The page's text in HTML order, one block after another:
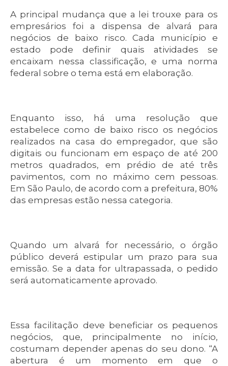
A principal mudança que a lei trouxe para os
empresários foi a dispensa de alvará para
negócios de baixo risco. Cada município e
estado pode definir quais atividades se
encaixam nessa classificação, e uma norma
federal sobre o tema está em elaboração.
Enquanto isso, há uma resolução que
estabelece como de baixo risco os negócios
realizados na casa do empregador, que são
digitais ou funcionam em espaço de até 200
metros quadrados, em prédio de até três
pavimentos, com no máximo cem pessoas.
Em São Paulo, de acordo com a prefeitura, 80%
das empresas estão nessa categoria.
Quando um alvará for necessário, o órgão
público deverá estipular um prazo para sua
emissão. Se a data for ultrapassada, o pedido
será automaticamente aprovado.
Essa facilitação deve beneficiar os pequenos
negócios, que, principalmente no início,
costumam depender apenas do seu dono. “A
abertura é um momento em que o